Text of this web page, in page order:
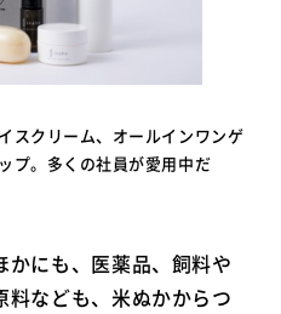
スクリーム、オールインワンゲ
プ。多くの社員が愛用中だ
にも、医薬品、飼料や
なども、米ぬかからつ